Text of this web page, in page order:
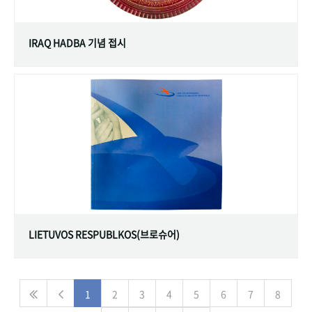
IRAQ HADBA 기념 접시
LIETUVOS RESPUBLKOS(브로슈어)
1 2 3 4 5 6 7 8